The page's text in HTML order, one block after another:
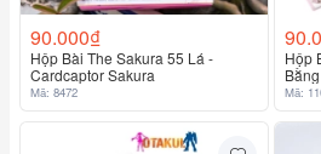
90.000₫
Hộp Bài The Sakura 55 Lá -
Cardcaptor Sakura
Mã: 8472
Hộp
Mã: